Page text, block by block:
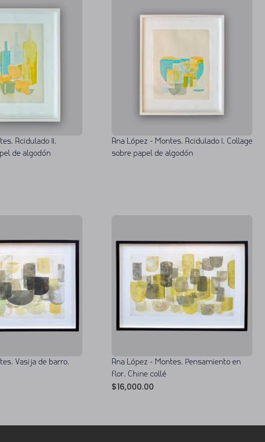
Acidulado II.
de algodón
Ana López - Montes. Acidulado I. Collage
sobre papel de algodón
Vasija de barro.
Ana López - Montes. Pensamiento en
flor. Chine collé
$16,000.00